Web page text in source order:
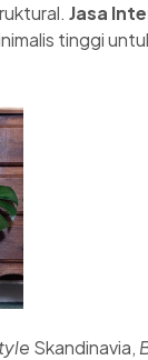
Jasa
tinggi
Skandinavia,